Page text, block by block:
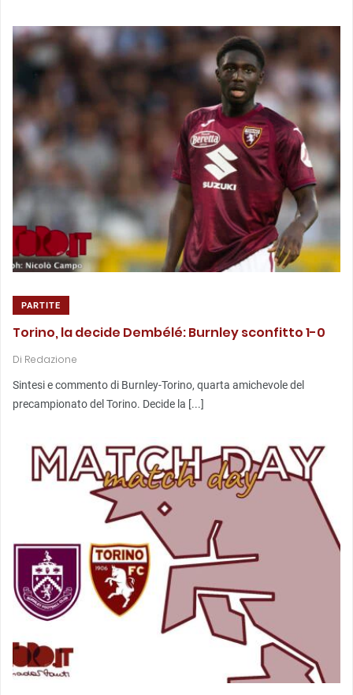
PARTITE
Torino, la decide Dembélé: Burnley sconfitto 1-0
Di Redazione
Sintesi e commento di Burnley-Torino, quarta amichevole del
precampionato del Torino. Decide la [...]